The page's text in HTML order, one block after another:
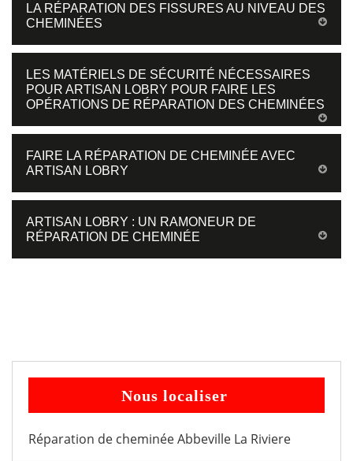
LA RÉPARATION DES FISSURES AU NIVEAU DES
CHEMINÉES
LES MATÉRIELS DE SÉCURITÉ NÉCESSAIRES
POUR ARTISAN LOBRY POUR FAIRE LES
OPÉRATIONS DE RÉPARATION DES CHEMINÉES
FAIRE LA RÉPARATION DE CHEMINÉE AVEC
ARTISAN LOBRY
ARTISAN LOBRY : UN RAMONEUR DE
RÉPARATION DE CHEMINÉE
Nous localiser
Réparation de cheminée Abbeville La Riviere